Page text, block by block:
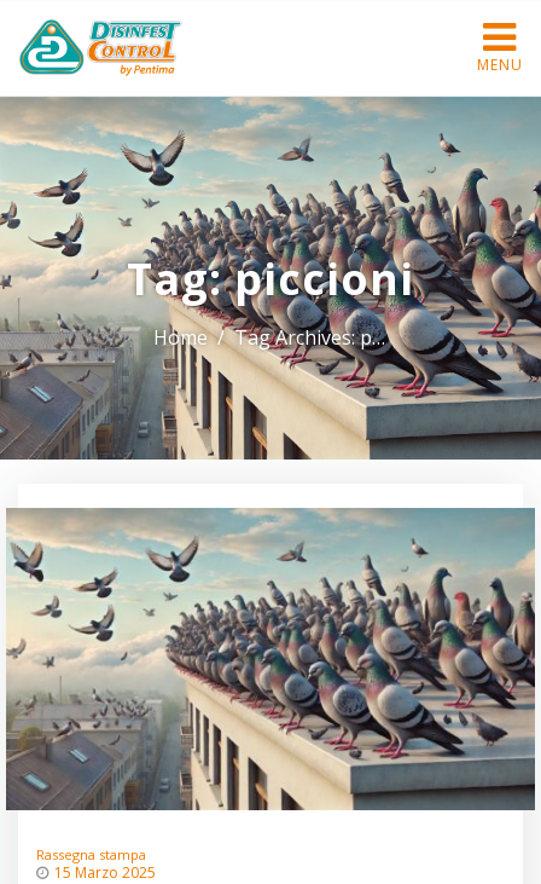
MENU
Tag:piccioni
Home Tag Archives: piccioni
Rassegna stampa
15 Marzo 2025